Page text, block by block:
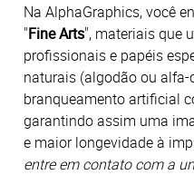
Na AlphaGraphics, você
"Fine Arts", materiais que
profissionais e papéis
naturais (algodão ou alfa-
branqueamento artificial
garantindo assim uma
e maior longevidade à
entre em contato com a